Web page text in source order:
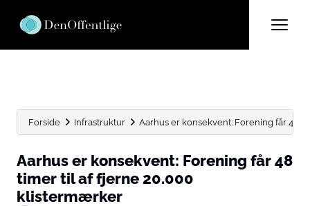
Forside Infrastruktur Aarhus er konsekvent: Forening får 48
Aarhus er konsekvent: Forening får 48
timer til af fjerne 20.000
klistermærker